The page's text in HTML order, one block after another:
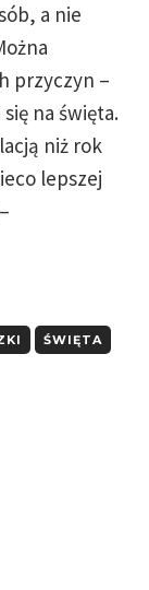
a nie
przyczyn –
na święta.
niż rok
lepszej
ŚWIĘTA